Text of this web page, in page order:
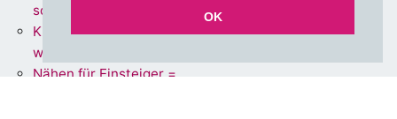
OK
schmie.de
Kissen Made in Germany =
www.kissen.love
Nähen für Einsteiger =